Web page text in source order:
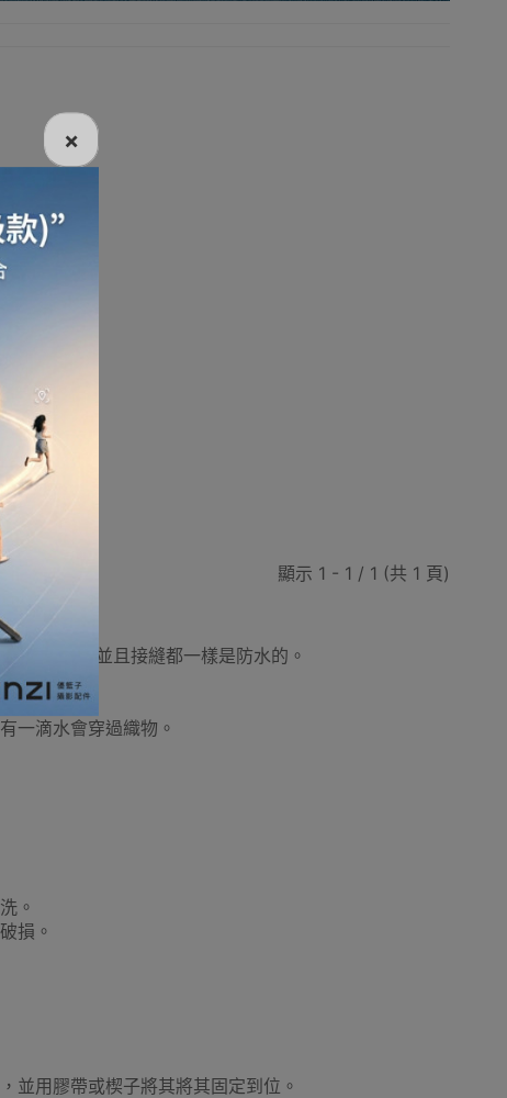
背包套
便攜椅 露營便攜枱 露營便攜床/行軍床
顯示 1 - 1 / 1 (共 1 頁)
×
意思？
水塗層，並且接縫都一樣是防水的。
一滴水會穿過織物。
。
損。
並用膠帶或楔子將其將其固定到位。